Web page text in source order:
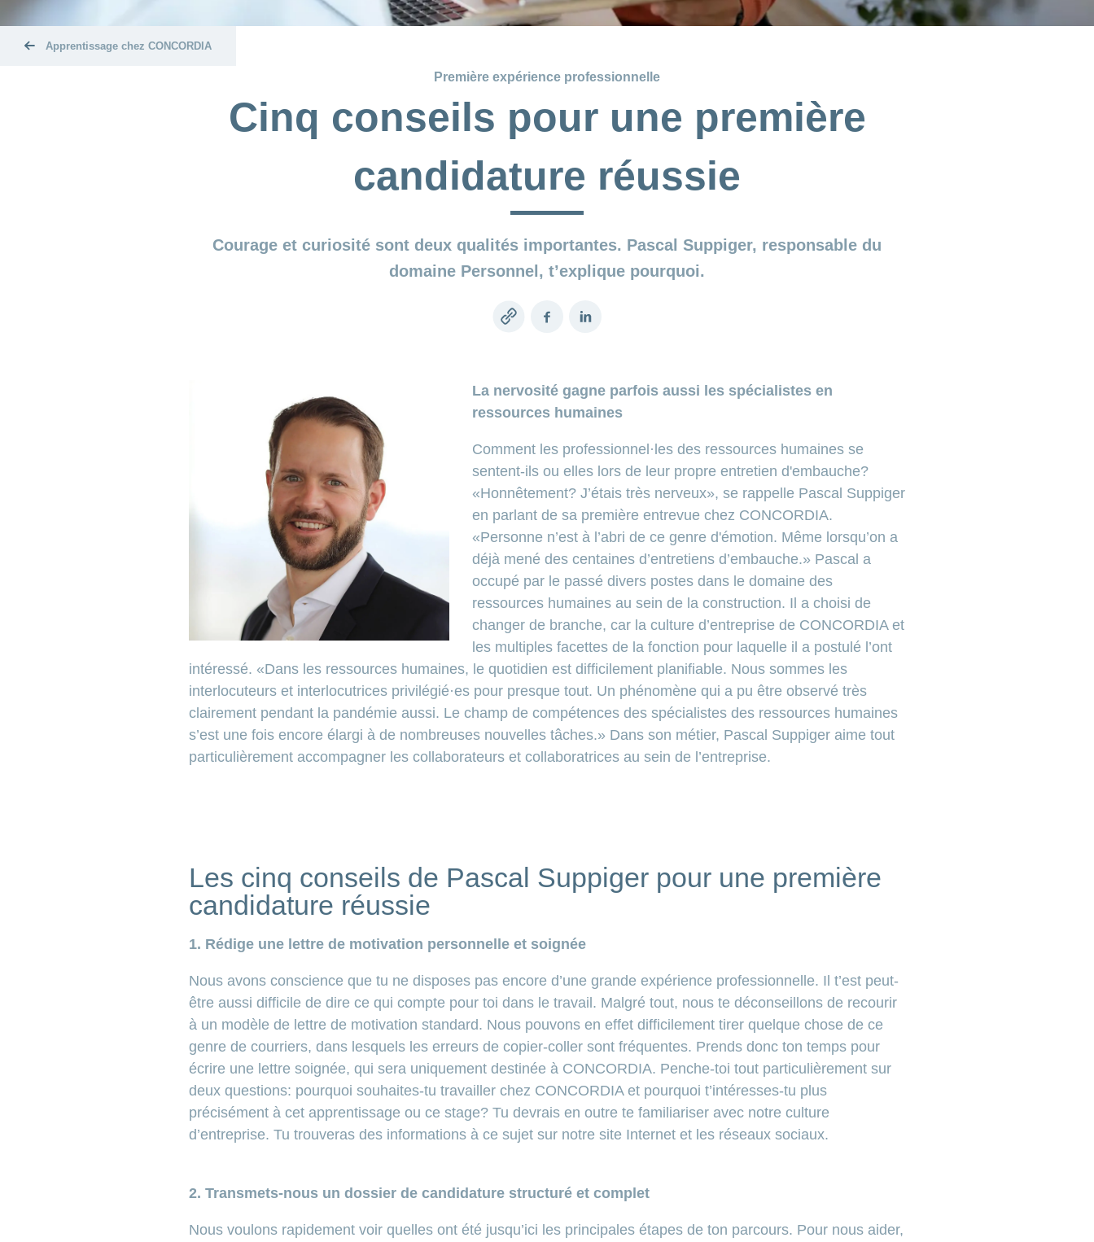
Apprentissage chez CONCORDIA
Première expérience professionnelle
Cinq conseils pour une première
candidature réussie
Courage et curiosité sont deux qualités importantes. Pascal Suppiger, responsable du
domaine Personnel, t’explique pourquoi.
Copy
FacebookLinkedIn
La nervosité gagne parfois aussi les spécialistes en
ressources humaines
Comment les professionnel·les des ressources humaines se
sentent-ils ou elles lors de leur propre entretien d'embauche?
«Honnêtement? J’étais très nerveux», se rappelle Pascal Suppiger
en parlant de sa première entrevue chez CONCORDIA.
«Personne n’est à l’abri de ce genre d'émotion. Même lorsqu’on a
déjà mené des centaines d’entretiens d’embauche.» Pascal a
occupé par le passé divers postes dans le domaine des
ressources humaines au sein de la construction. Il a choisi de
changer de branche, car la culture d’entreprise de CONCORDIA et
les multiples facettes de la fonction pour laquelle il a postulé l’ont
intéressé. «Dans les ressources humaines, le quotidien est difficilement planifiable. Nous sommes les
interlocuteurs et interlocutrices privilégié·es pour presque tout. Un phénomène qui a pu être observé très
clairement pendant la pandémie aussi. Le champ de compétences des spécialistes des ressources humaines
s’est une fois encore élargi à de nombreuses nouvelles tâches.» Dans son métier, Pascal Suppiger aime tout
particulièrement accompagner les collaborateurs et collaboratrices au sein de l’entreprise.
Les cinq conseils de Pascal Suppiger pour une première
candidature réussie
1. Rédige une lettre de motivation personnelle et soignée
Nous avons conscience que tu ne disposes pas encore d’une grande expérience professionnelle. Il t’est peut-
être aussi difficile de dire ce qui compte pour toi dans le travail. Malgré tout, nous te déconseillons de recourir
à un modèle de lettre de motivation standard. Nous pouvons en effet difficilement tirer quelque chose de ce
genre de courriers, dans lesquels les erreurs de copier-coller sont fréquentes. Prends donc ton temps pour
écrire une lettre soignée, qui sera uniquement destinée à CONCORDIA. Penche-toi tout particulièrement sur
deux questions: pourquoi souhaites-tu travailler chez CONCORDIA et pourquoi t’intéresses-tu plus
précisément à cet apprentissage ou ce stage? Tu devrais en outre te familiariser avec notre culture
d’entreprise. Tu trouveras des informations à ce sujet sur notre site Internet et les réseaux sociaux.
2. Transmets-nous un dossier de candidature structuré et complet
Nous voulons rapidement voir quelles ont été jusqu’ici les principales étapes de ton parcours. Pour nous aider,